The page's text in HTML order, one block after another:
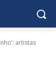
artistas